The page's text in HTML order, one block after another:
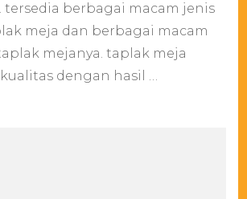
taplak
tersedia berbagai macam jenis
meja dan berbagai macam
mejanya. taplak meja
dengan hasil …